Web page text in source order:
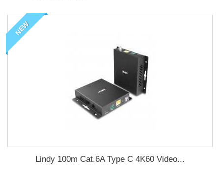
NEW
Lindy 100m Cat.6A Type C 4K60 Video...